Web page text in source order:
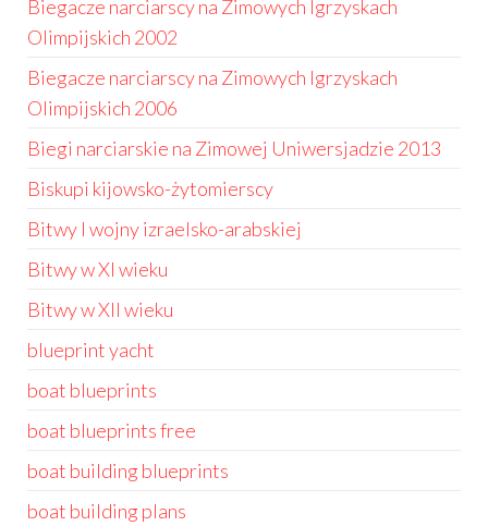
Biegacze narciarscy na Zimowych Igrzyskach
Olimpijskich 2002
Biegacze narciarscy na Zimowych Igrzyskach
Olimpijskich 2006
Biegi narciarskie na Zimowej Uniwersjadzie 2013
Biskupi kijowsko-żytomierscy
Bitwy I wojny izraelsko-arabskiej
Bitwy w XI wieku
Bitwy w XII wieku
blueprint yacht
boat blueprints
boat blueprints free
boat building blueprints
boat building plans